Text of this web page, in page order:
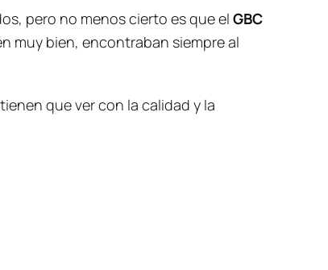
pero no menos cierto es que el GBC
muy bien, encontraban siempre al
que ver con la calidad y la